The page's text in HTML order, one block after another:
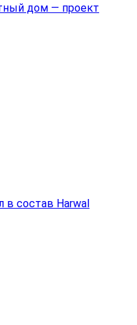
дом — проект
состав Harwal